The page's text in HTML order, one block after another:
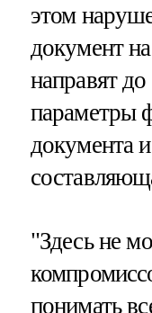
этом
документ
направят
параметры
документа
"Здесь не
понимать